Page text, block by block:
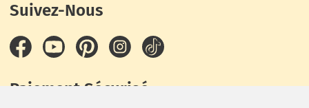
Suivez-Nous
FacebookYouTube PinterestInstagram
Paiement Sécurisé